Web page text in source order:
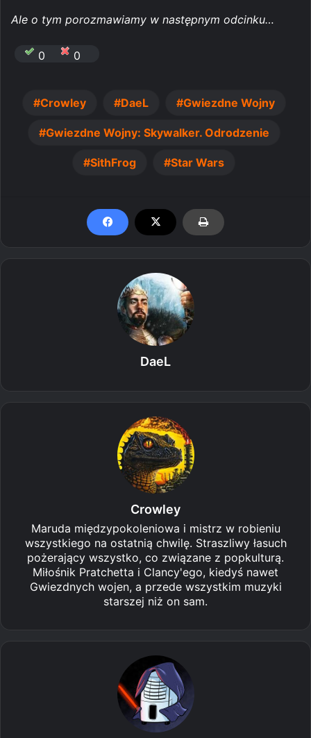
Ale o tym porozmawiamy w następnym odcinku…
0 0
Crowley DaeL Gwiezdne Wojny
Gwiezdne Wojny: Skywalker. Odrodzenie
SithFrog Star Wars
DaeL
Crowley
Maruda międzypokoleniowa i mistrz w robieniu
wszystkiego na ostatnią chwilę. Straszliwy łasuch
pożerający wszystko, co związane z popkulturą.
Miłośnik Pratchetta i Clancy'ego, kiedyś nawet
Gwiezdnych wojen, a przede wszystkim muzyki
starszej niż on sam.